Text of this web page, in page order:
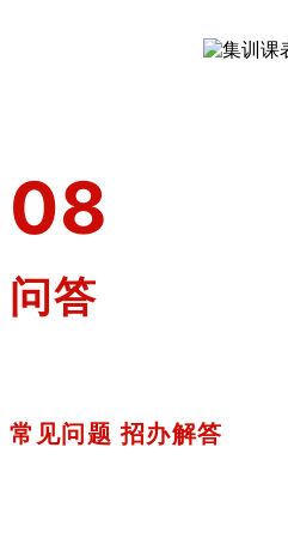
08
问答
常见问题 招办解答